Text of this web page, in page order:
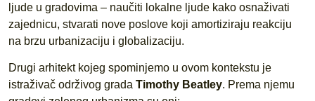
ljude u gradovima – naučiti lokalne ljude kako osnaživati
zajednicu, stvarati nove poslove koji amortiziraju reakciju
na brzu urbanizaciju i globalizaciju.
Drugi arhitekt kojeg spominjemo u ovom kontekstu je
istraživač održivog grada Timothy Beatley. Prema njemu